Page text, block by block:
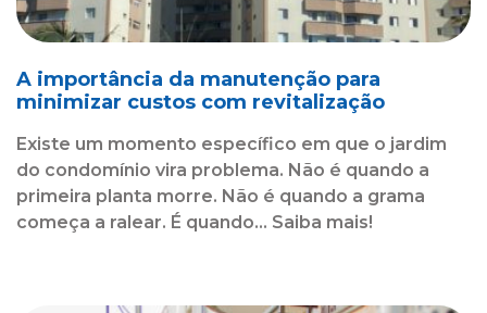
A importância da manutenção para
minimizar custos com revitalização
Existe um momento específico em que o jardim
do condomínio vira problema. Não é quando a
primeira planta morre. Não é quando a grama
começa a ralear. É quando... Saiba mais!